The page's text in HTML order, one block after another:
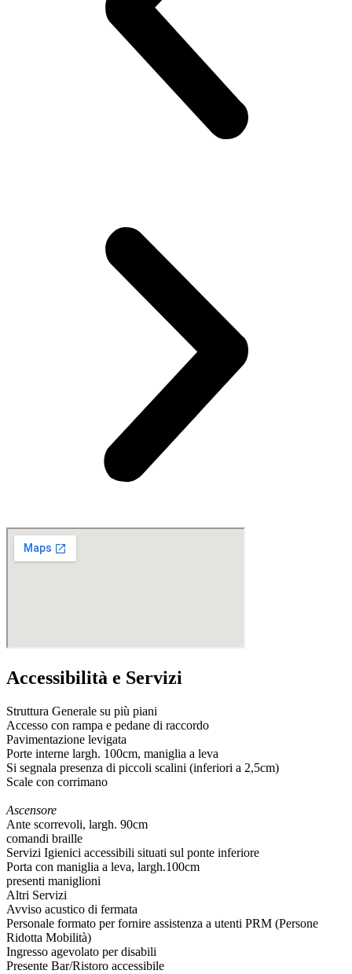
Accessibilità e Servizi
Struttura Generale su più piani
Accesso con rampa e pedane di raccordo
Pavimentazione levigata
Porte interne largh. 100cm, maniglia a leva
Si segnala presenza di piccoli scalini (inferiori a 2,5cm)
Scale con corrimano
Ascensore
Ante scorrevoli, largh. 90cm
comandi braille
Servizi Igienici accessibili situati sul ponte inferiore
Porta con maniglia a leva, largh.100cm
presenti maniglioni
Altri Servizi
Avviso acustico di fermata
Personale formato per fornire assistenza a utenti PRM (Persone
Ridotta Mobilità)
Ingresso agevolato per disabili
Presente Bar/Ristoro accessibile